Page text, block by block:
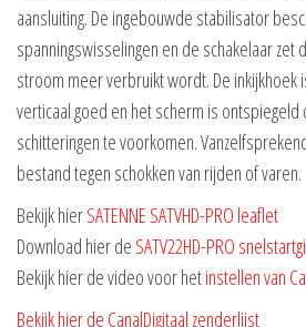
aansluiting. De ingebouwde stabilisator
spanningswisselingen en de schakelaar zet
stroom meer verbruikt wordt. De inkijkhoek
verticaal goed en het scherm is ontspiegeld
schitteringen te voorkomen.
bestand tegen schokken van rijden of varen.
Bekijk hierSATENNE SATVHD-PRO leaflet
Download hier de SATV22HD-PRO
Bekijk hier de video voor hetinstellen van
Bekijk hier de CanalDigitaal zenderlijst